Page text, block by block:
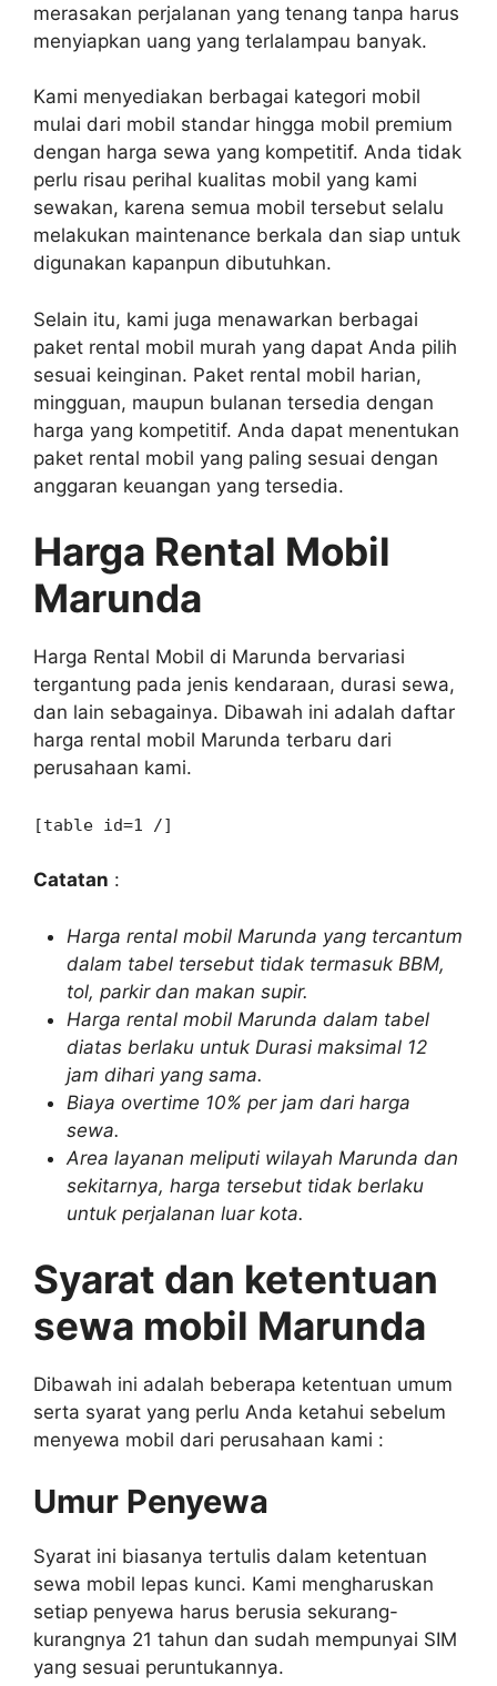
merasakan perjalanan yang tenang tanpa harus
menyiapkan uang yang terlalampau banyak.
Kami menyediakan berbagai kategori mobil
mulai dari mobil standar hingga mobil premium
dengan harga sewa yang kompetitif. Anda tidak
perlu risau perihal kualitas mobil yang kami
sewakan, karena semua mobil tersebut selalu
melakukan maintenance berkala dan siap untuk
digunakan kapanpun dibutuhkan.
Selain itu, kami juga menawarkan berbagai
paket rental mobil murah yang dapat Anda pilih
sesuai keinginan. Paket rental mobil harian,
mingguan, maupun bulanan tersedia dengan
harga yang kompetitif. Anda dapat menentukan
paket rental mobil yang paling sesuai dengan
anggaran keuangan yang tersedia.
Harga Rental Mobil
Marunda
Harga Rental Mobil di Marunda bervariasi
tergantung pada jenis kendaraan, durasi sewa,
dan lain sebagainya. Dibawah ini adalah daftar
harga rental mobil Marunda terbaru dari
perusahaan kami.
[table id=1 /]
Catatan :
Harga rental mobil Marunda yang tercantum
dalam tabel tersebut tidak termasuk BBM,
tol, parkir dan makan supir.
Harga rental mobil Marunda dalam tabel
diatas berlaku untuk Durasi maksimal 12
jam dihari yang sama.
Biaya overtime 10% per jam dari harga
sewa.
Area layanan meliputi wilayah Marunda dan
sekitarnya, harga tersebut tidak berlaku
untuk perjalanan luar kota.
Syarat dan ketentuan
sewa mobil Marunda
Dibawah ini adalah beberapa ketentuan umum
serta syarat yang perlu Anda ketahui sebelum
menyewa mobil dari perusahaan kami :
Umur Penyewa
Syarat ini biasanya tertulis dalam ketentuan
sewa mobil lepas kunci. Kami mengharuskan
setiap penyewa harus berusia sekurang-
kurangnya 21 tahun dan sudah mempunyai SIM
yang sesuai peruntukannya.